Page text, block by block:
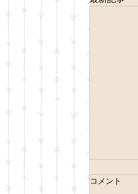
コメント